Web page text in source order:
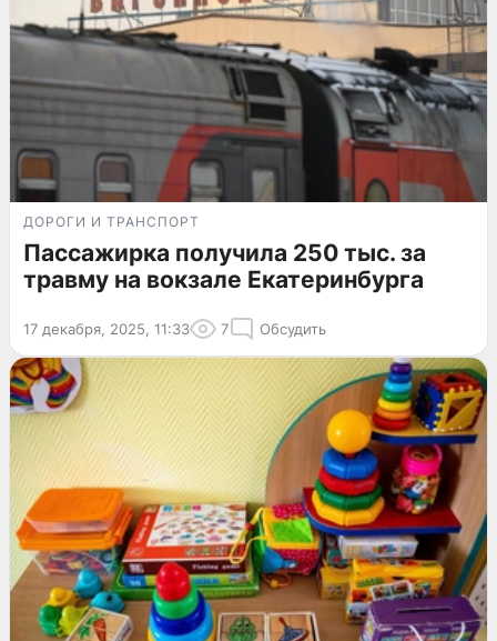
ДОРОГИ И ТРАНСПОРТ
Пассажирка получила 250 тыс. за
травму на вокзале Екатеринбурга
17 декабря, 2025, 11:33 7 Обсудить